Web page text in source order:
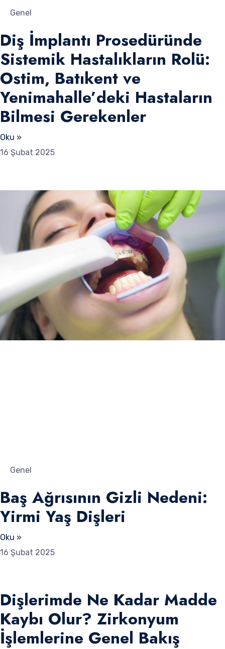
Genel
Diş İmplantı Prosedüründe
Sistemik Hastalıkların Rolü:
Ostim, Batıkent ve
Yenimahalle’deki Hastaların
Bilmesi Gerekenler
Oku »
16 Şubat 2025
Genel
Baş Ağrısının Gizli Nedeni:
Yirmi Yaş Dişleri
Oku »
16 Şubat 2025
Dişlerimde Ne Kadar Madde
Kaybı Olur? Zirkonyum
İşlemlerine Genel Bakış